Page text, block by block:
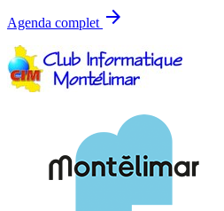
Agenda complet arrow_forward